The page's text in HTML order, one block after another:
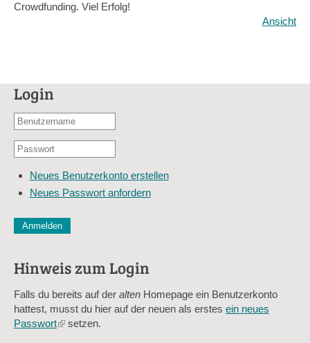
Crowdfunding. Viel Erfolg!
Ansicht
Login
Benutzername
E-
Adresse
Passwort
Neues Benutzerkonto erstellen
Neues Passwort anfordern
Diese Sicherheitsfrage überprüft, ob Sie ein menschlicher
Sag mir nicht, wie viele Sternlein stehen
Hinweis zum Login
Falls du bereits auf der alten Homepage ein Benutzerkonto
hattest, musst du hier auf der neuen als erstes ein neues
Passwort(linksetzen.